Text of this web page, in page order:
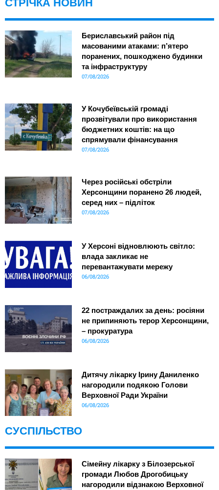
СТРІЧКА НОВИН
Бериславський район під
масованими атаками: п’ятеро
поранених, пошкоджено будинки
та інфраструктуру
07/08/2026
У Кочубеївській громаді
прозвітували про використання
бюджетних коштів: на що
спрямували фінансування
07/08/2026
Через російські обстріли
Херсонщини поранено 26 людей,
серед них – підліток
07/08/2026
У Херсоні відновлюють світло:
влада закликає не
перевантажувати мережу
06/08/2026
22 постраждалих за день: росіяни
не припиняють терор Херсонщини,
– прокуратура
06/08/2026
Дитячу лікарку Ірину Даниленко
нагородили подякою Голови
Верховної Ради України
06/08/2026
СУСПІЛЬСТВО
Сімейну лікарку з Білозерської
громади Любов Дрогобицьку
нагородили відзнакою Верховної